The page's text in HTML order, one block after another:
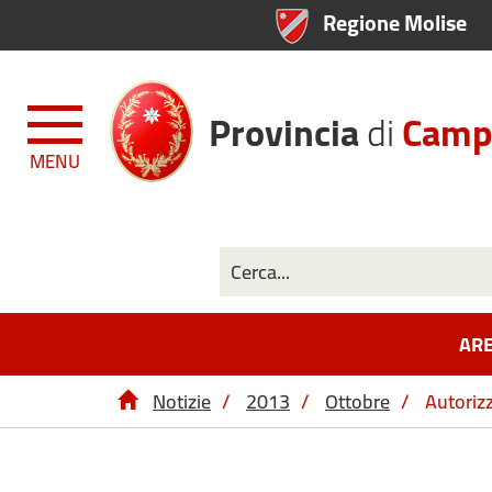
Regione Molise
MENU Provinciadi
Notizie / 2013 / Ottobre /